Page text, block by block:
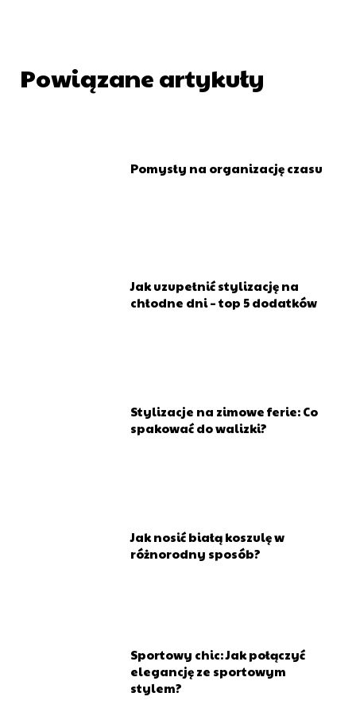
Powiązane artykuły
Pomysły na organizację czasu
Jak uzupełnić stylizację na
chłodne dni – top 5 dodatków
Stylizacje na zimowe ferie: Co
spakować do walizki?
Jak nosić białą koszulę w
różnorodny sposób?
Sportowy chic: Jak połączyć
elegancję ze sportowym
stylem?